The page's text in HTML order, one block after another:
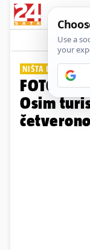
NIŠTA IM NE FALI...
FOTO
Osim